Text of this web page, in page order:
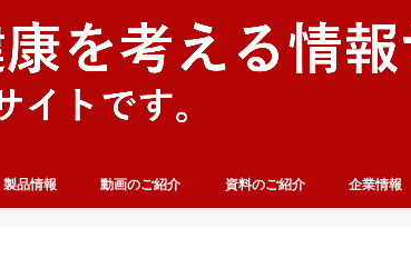
製品情報 動画のご紹介 資料のご紹介 企業情報